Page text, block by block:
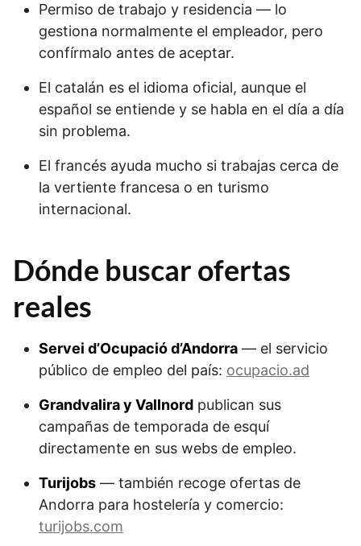
Permiso de trabajo y residencia — lo
gestiona normalmente el empleador, pero
confírmalo antes de aceptar.
El catalán es el idioma oficial, aunque el
español se entiende y se habla en el día a día
sin problema.
El francés ayuda mucho si trabajas cerca de
la vertiente francesa o en turismo
internacional.
Dónde buscar ofertas
reales
Servei d’Ocupació d’Andorra — el servicio
público de empleo del país: ocupacio.ad
Grandvalira y Vallnord publican sus
campañas de temporada de esquí
directamente en sus webs de empleo.
Turijobs — también recoge ofertas de
Andorra para hostelería y comercio:
turijobs.com